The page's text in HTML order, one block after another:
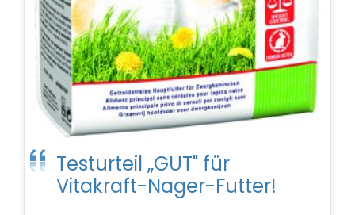
Testurteil „GUT" für
Vitakraft-Nager-Futter!